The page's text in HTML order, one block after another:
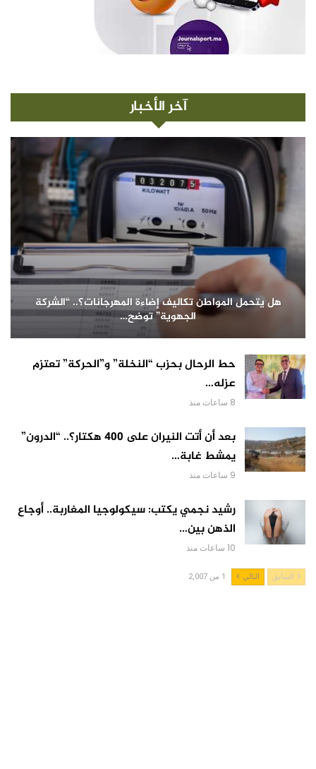
آخر الأخبار
هل يتحمل المواطن تكاليف إضاءة المهرجانات؟.. “الشركة
الجهوية” توضح…
حط الرحال بحزب “النخلة” و”الحركة” تعتزم
عزله…
8 ساعات منذ
بعد أن أتت النيران على 400 هكتار؟.. “الدرون”
يمشط غابة…
9 ساعات منذ
رشيد نجمي يكتب: سيكولوجيا المغاربة.. أوجاع
الذهن بين…
10 ساعات منذ
السابق التالي 1 من 2,007